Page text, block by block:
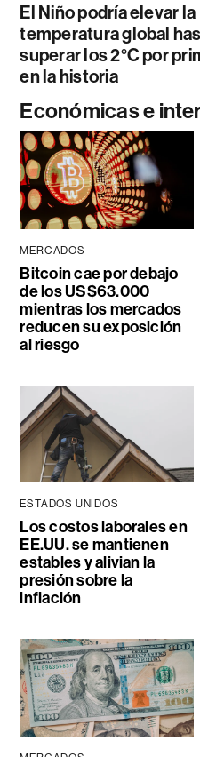
El Niño podría elevar la
temperatura global
superar los 2°C por
en la historia
Económicas e
MERCADOS
Bitcoin cae por debajo
de los US$63.000
mientras los mercados
reducen su exposición
al riesgo
ESTADOS UNIDOS
Los costos laborales en
EE.UU. se mantienen
estables y alivian la
presión sobre la
inflación